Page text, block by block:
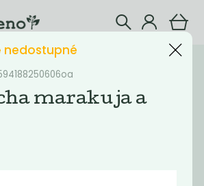
12
marakuja a
nedostupné